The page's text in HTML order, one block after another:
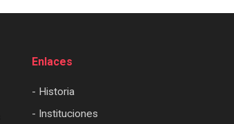
Enlaces
- Historia
- Instituciones